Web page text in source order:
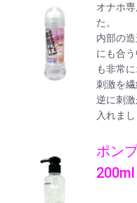
オナホ
た。
内部の
にも合
も非常に
刺激を繊
逆に刺
入れまし
ポン
200ml